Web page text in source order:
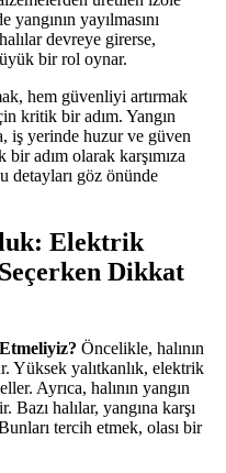
yayılmasını
devreye girerse,
bir rol oynar.
hem güvenliyi artırmak
kritik bir adım. Yangın
iş yerinde huzur ve güven
adım olarak karşımıza
detayları göz önünde
Elektrik
Dikkat
Öncelikle, halının
Yüksek yalıtkanlık, elektrik
Ayrıca, halının yangın
Bazı halılar, yangına karşı
tercih etmek, olası bir